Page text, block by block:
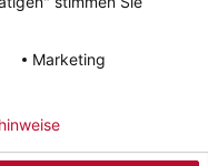
Délais de livraison
LinkedIn
Marketing